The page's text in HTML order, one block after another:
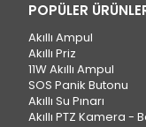
POPÜLER
Akıllı Ampul
Akıllı Priz
11W Akıllı Ampul
SOS Panik Butonu
Akıllı Su Pınarı
Akıllı PTZ Kamera -